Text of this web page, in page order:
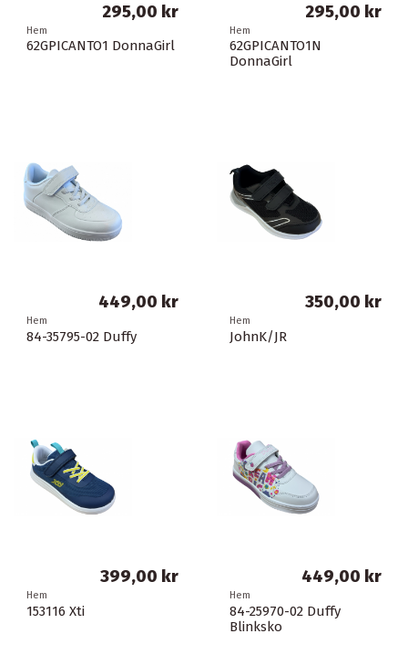
Hem
62GPICANTO1N
DonnaGirl
295,00 kr
Hem
62GPICANTO1 DonnaGirl
295,00 kr
Hem
JohnK/JR
350,00 kr
Hem
84-35795-02 Duffy
449,00 kr
Hem
84-25970-02 Duffy
Blinksko
449,00 kr
Hem
153116 Xti
399,00 kr